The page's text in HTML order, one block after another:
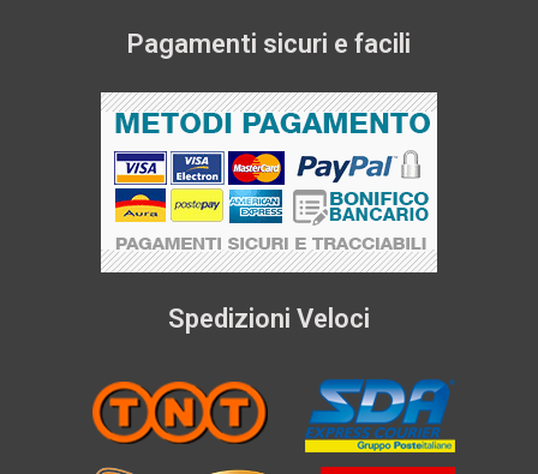
Pagamenti sicuri e facili
Spedizioni Veloci